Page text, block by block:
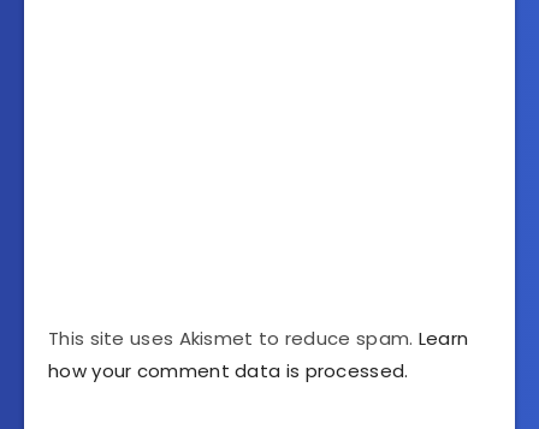
This site uses Akismet to reduce spam. Learn
how your comment data is processed.